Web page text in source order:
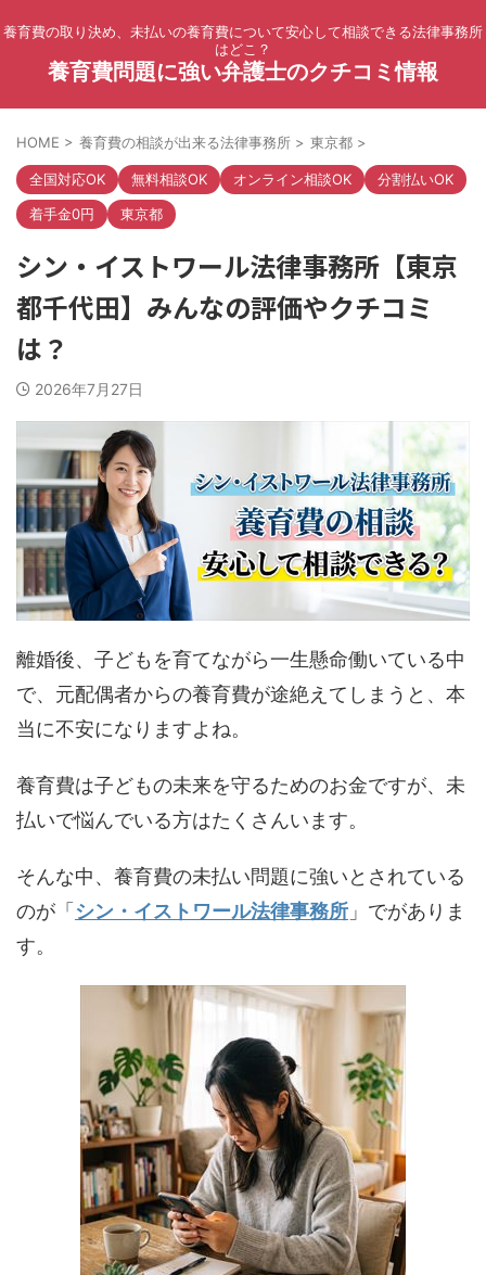
養育費の取り決め、未払いの養育費について安心して相談できる法律事務所
はどこ？
養育費問題に強い弁護士のクチコミ情報
HOME > 養育費の相談が出来る法律事務所 > 東京都 >
全国対応OK 無料相談OK オンライン相談OK
分割払いOK
着手金0円
東京都
シン・イストワール法律事務所【東京
都千代田】みんなの評価やクチコミ
は？
2026年7月27日
離婚後、子どもを育てながら一生懸命働いている中
で、元配偶者からの養育費が途絶えてしまうと、本
当に不安になりますよね。
養育費は子どもの未来を守るためのお金ですが、未
払いで悩んでいる方はたくさんいます。
そんな中、養育費の未払い問題に強いとされている
のが「 シン・イストワール法律事務所 」でがありま
す。